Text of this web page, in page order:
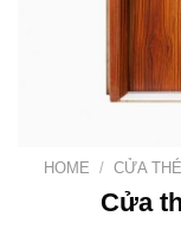
HOME / CỬA
Cửa